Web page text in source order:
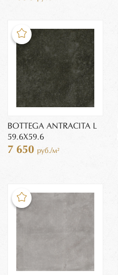
BOTTEGA ANTRACITA L
59.6Х59.6
7 650 руб./м²